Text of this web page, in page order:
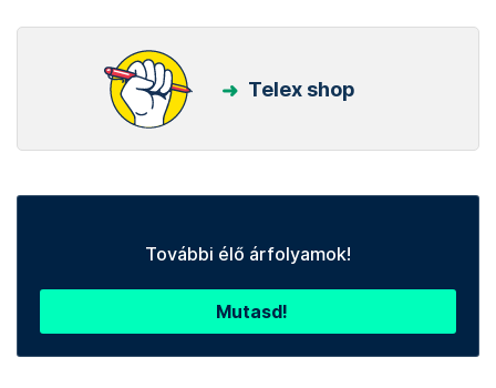
Telex shop
További élő árfolyamok!
Mutasd!